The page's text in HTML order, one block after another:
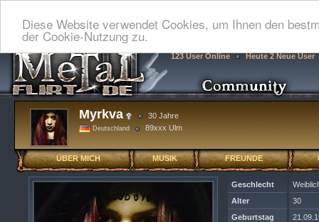
Diese Website verwendet Cookies, um Ihnen den
der Cookie-Nutzung zu.
123 User Online Heute 2 Neue User
Myrkva 30 Jahre
Deutschland 89xxx Ulm
ÜBER MICH MUSIK FREUNDE
Geschlecht
Alter
30
Geburtstag